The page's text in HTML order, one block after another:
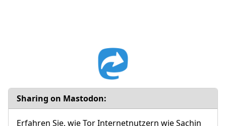
Sharing on Mastodon:
Erfahren Sie, wie Tor Internetnutzern wie Sachin